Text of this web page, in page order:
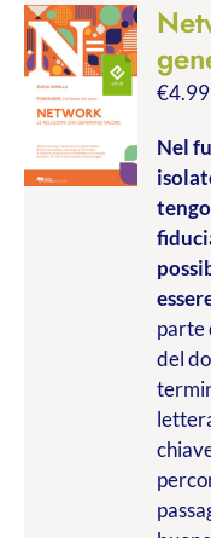
€4.99
Nel
parte
del